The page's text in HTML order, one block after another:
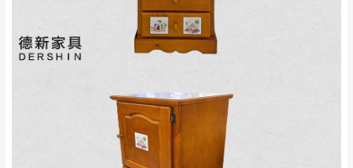
$ 9,000以下：
NT$500元
＊A108產品另收運費
運費
$ 9,000以下：
NT$500元
＊A108產品另收運費
快速到貨商品，無法指定特定時間送達，司
機當天到貨前皆會再與您通知，讓你不用整
天在家等貨，以節省您的寶貴時間。
由於百貨公司配送較為不易，故暫無法配送
若您選擇三聯式或索取兩聯式發票，發票將於商品